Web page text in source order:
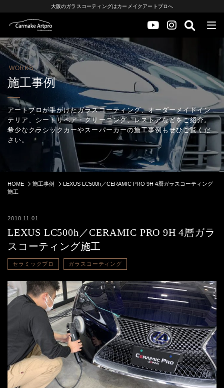
大阪のガラスコーティングはカーメイクアートプロへ
WORKS
施工事例
アートプロが手がけたガラスコーティング、オーダーメイドイン
テリア、シートリペア・クリーニング、レストアなどをご紹介。
希少なクラシックカーやスーパーカーの施工事例もぜひご覧くだ
さい。
HOME 施工事例
LEXUS LC500h／CERAMIC PRO 9H 4層ガラスコーティング
施工
2018.11.01
LEXUS LC500h／CERAMIC PRO 9H 4層ガラ
スコーティング施工
セラミックプロ ガラスコーティング